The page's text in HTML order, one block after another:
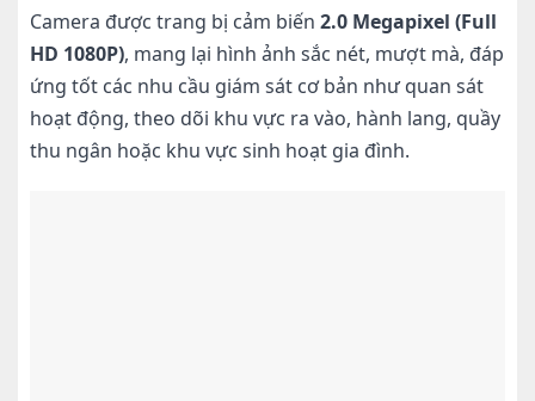
Camera được trang bị cảm biến 2.0 Megapixel (Full
HD 1080P), mang lại hình ảnh sắc nét, mượt mà, đáp
ứng tốt các nhu cầu giám sát cơ bản như quan sát
hoạt động, theo dõi khu vực ra vào, hành lang, quầy
thu ngân hoặc khu vực sinh hoạt gia đình.